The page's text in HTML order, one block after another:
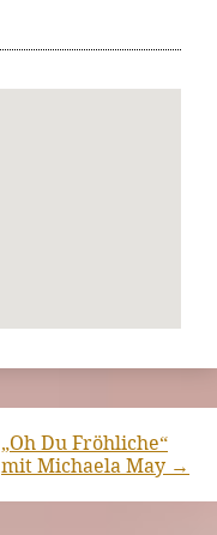
„Oh Du Fröhliche“
mit Michaela May →